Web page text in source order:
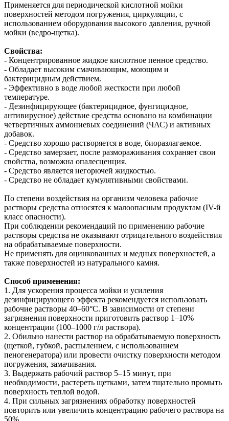
Применяется для периодической кислотной мойки
поверхностей методом погружения, циркуляции, с
использованием оборудования высокого давления, ручной
мойки (ведро-щетка).
Свойства:
- Концентрированное жидкое кислотное пенное средство.
- Обладает высоким смачивающим, моющим и
бактерицидным действием.
- Эффективно в воде любой жесткости при любой
температуре.
- Дезинфицирующее (бактерицидное, фунгицидное,
антивирусное) действие средства основано на комбинации
четвертичных аммониевых соединений (ЧАС) и активных
добавок.
- Средство хорошо растворяется в воде, биоразлагаемое.
- Средство замерзает, после размораживания сохраняет свои
свойства, возможна опалесценция.
- Средство является негорючей жидкостью.
- Средство не обладает кумулятивными свойствами.
По степени воздействия на организм человека рабочие
растворы средства относятся к малоопасным продуктам (IV-й
класс опасности).
При соблюдении рекомендаций по применению рабочие
растворы средства не оказывают отрицательного воздействия
на обрабатываемые поверхности.
Не применять для оцинкованных и медных поверхностей, а
также поверхностей из натурального камня.
Способ применения:
1. Для ускорения процесса мойки и усиления
дезинфицирующего эффекта рекомендуется использовать
рабочие растворы 40–60°C. В зависимости от степени
загрязнения поверхности приготовить раствор 1–10%
концентрации (100–1000 г/л раствора).
2. Обильно нанести раствор на обрабатываемую поверхность
(щеткой, губкой, распылением, с использованием
пеногенератора) или провести очистку поверхности методом
погружения, замачивания.
3. Выдержать рабочий раствор 5–15 минут, при
необходимости, растереть щетками, затем тщательно промыть
поверхность теплой водой.
4. При сильных загрязнениях обработку поверхностей
повторить или увеличить концентрацию рабочего раствора на